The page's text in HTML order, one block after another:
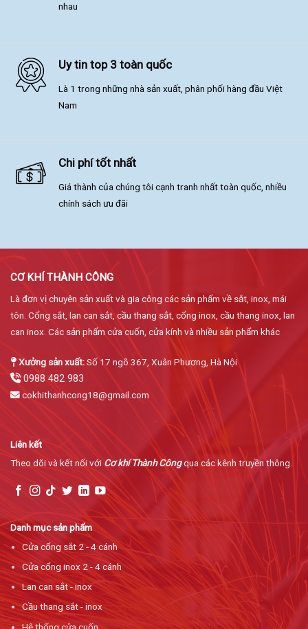
nhau
Uy tin top 3 toàn quốc
Là 1 trong những nhà sản xuất, phân phối hàng đầu Việt
Nam
Chi phí tốt nhất
Giá thành của chúng tôi cạnh tranh nhất toàn quốc, nhiều
chính sách ưu đãi
CƠ KHÍ THÀNH CÔNG
Là đơn vị chuyên sản xuất và gia công các sản phẩm về sắt, inox, mái
tôn. Cổng sắt, lan can sắt, cầu thang sắt, cổng inox, cầu thang inox, lan
can inox. Các sản phẩm cửa cuốn, cửa kính và nhiều sản phẩm khác
Xưởng sản xuất:Số 17 ngõ 367, Xuân Phương, Hà Nội
0988 482 983
cokhithanhcong18@gmail.com
Danh mục sản phẩm
Cửa cổng sắt 2 - 4 cánh
Cửa cổng inox 2 - 4 cánh
Lan can sắt - inox
Cầu thang sắt - inox
Hệ thống cửa cuốn
Liên kết
Theo dõi và kết nối với Cơ khí Thành Côngqua các kênh truyền thông.